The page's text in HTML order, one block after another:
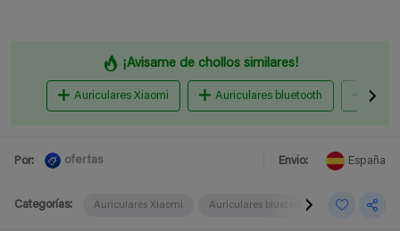
¡Avisame de chollos similares!
Auriculares Xiaomi Auriculares bluetooth
Por: ofertas Envio: España
Categorías: Auriculares Xiaomi Auriculares bluetooth Auriculares